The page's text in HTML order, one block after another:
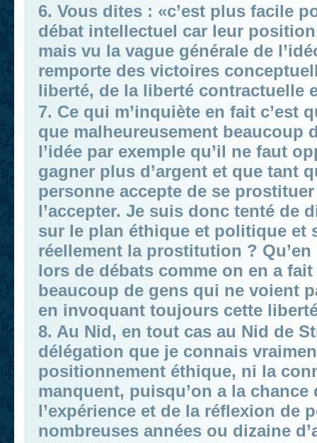
6. Vous dites : «c’est plus facile
débat intellectuel car leur
mais vu la vague générale de
remporte des victoires
liberté, de la liberté contractuelle
7. Ce qui m’inquiète en fait c’est
que malheureusement beaucoup
l’idée par exemple qu’il ne faut
gagner plus d’argent et que tant
personne accepte de se
l’accepter. Je suis donc tenté de
sur le plan éthique et politique et
réellement la prostitution ?
lors de débats comme on en a
beaucoup de gens qui ne voient
en invoquant toujours cette
8. Au Nid, en tout cas au Nid de
délégation que je connais
positionnement éthique, ni la
manquent, puisqu’on a la
l’expérience et de la réflexion de
nombreuses années ou dizaine